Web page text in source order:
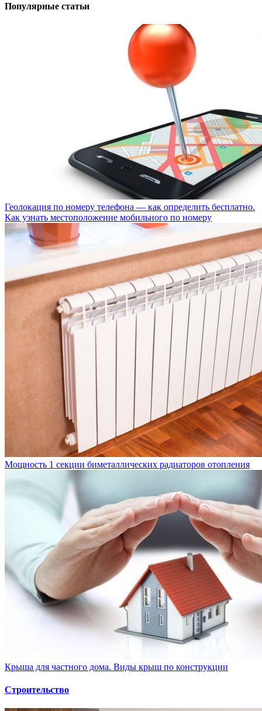
Популярные статьи
Геолокация по номеру телефона — как определить бесплатно.
Как узнать местоположение мобильного по номеру
Мощность 1 секции биметаллических радиаторов отопления
Крыша для частного дома. Виды крыш по конструкции
Строительство